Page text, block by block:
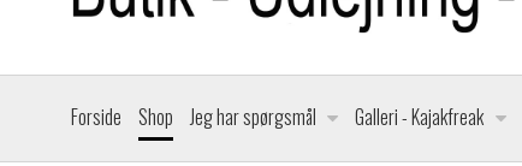
Forside Shop Jeg har spørgsmål Galleri - Kajakfreak